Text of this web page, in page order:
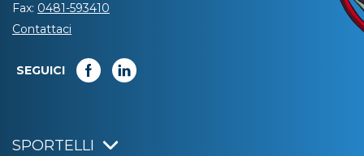
Fax: 0481-593410
Contattaci
SEGUICI
SPORTELLI